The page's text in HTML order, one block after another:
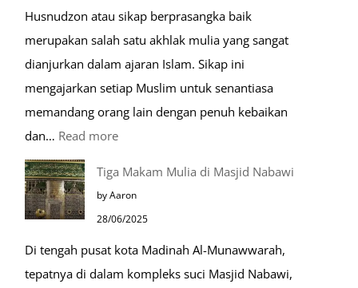
Husnudzon atau sikap berprasangka baik
merupakan salah satu akhlak mulia yang sangat
dianjurkan dalam ajaran Islam. Sikap ini
mengajarkan setiap Muslim untuk senantiasa
memandang orang lain dengan penuh kebaikan
dan… Read more:
Sehari-
hari
Tiga Makam Mulia di Masjid Nabawi
by Aaron
28/06/2025
Di tengah pusat kota Madinah Al-Munawwarah,
tepatnya di dalam kompleks suci Masjid Nabawi,